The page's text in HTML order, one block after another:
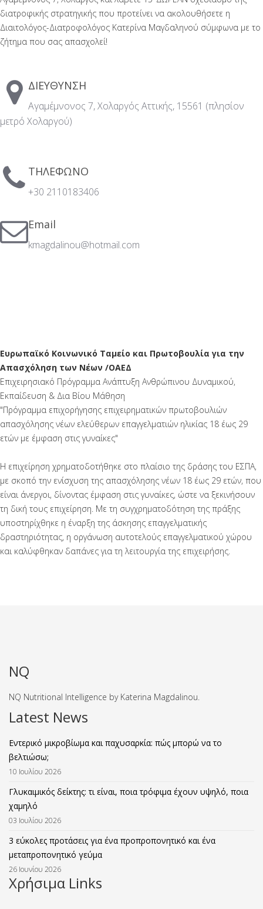
διατροφικής στρατηγικής που προτείνει να ακολουθήσετε η
Διαιτολόγος-Διατροφολόγος Κατερίνα Μαγδαληνού σύμφωνα με το
ζήτημα που σας απασχολεί!
ΔΙΕΥΘΥΝΣΗ
Αγαμέμνονος 7, Χολαργός Αττικής, 15561 (πλησίον
μετρό Χολαργού)
ΤΗΛΕΦΩΝΟ
+30 2110183406
Email
kmagdalinou@hotmail.com
Ευρωπαϊκό Κοινωνικό Ταμείο και Πρωτοβουλία για την
Απασχόληση των Νέων /ΟΑΕΔ
Επιχειρησιακό Πρόγραμμα Ανάπτυξη Ανθρώπινου Δυναμικού,
Εκπαίδευση & Δια Βίου Μάθηση
"Πρόγραμμα επιχορήγησης επιχειρηματικών πρωτοβουλιών
απασχόλησης νέων ελεύθερων επαγγελματιών ηλικίας 18 έως 29
ετών με έμφαση στις γυναίκες"
Η επιχείρηση χρηματοδοτήθηκε στο πλαίσιο της δράσης του ΕΣΠΑ,
με σκοπό την ενίσχυση της απασχόλησης νέων 18 έως 29 ετών, που
είναι άνεργοι, δίνοντας έμφαση στις γυναίκες, ώστε να ξεκινήσουν
τη δική τους επιχείρηση. Με τη συγχρηματοδότηση της πράξης
υποστηρίχθηκε η έναρξη της άσκησης επαγγελματικής
δραστηριότητας, η οργάνωση αυτοτελούς επαγγελματικού χώρου
και καλύφθηκαν δαπάνες για τη λειτουργία της επιχειρήσης.
NQ
NQ Nutritional Intelligence by Katerina Magdalinou.
Latest News
Εντερικό μικροβίωμα και παχυσαρκία: πώς μπορώ να το
βελτιώσω;
10 Ιουλίου 2026
Γλυκαιμικός δείκτης: τι είναι, ποια τρόφιμα έχουν υψηλό, ποια
χαμηλό
03 Ιουλίου 2026
3 εύκολες προτάσεις για ένα προπροπονητικό και ένα
μεταπροπονητικό γεύμα
26 Ιουνίου 2026
Χρήσιμα Links